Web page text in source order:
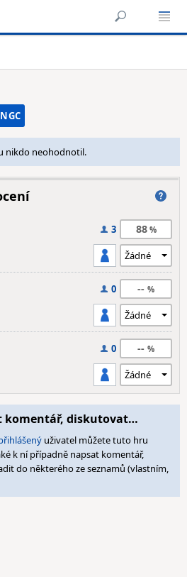
NGC
nikdo neohodnotil.
3 88
0 --
0 --
komentář, diskutovat…
uživatel můžete tuto hru
k ní případně napsat komentář,
do některého ze seznamů (vlastním,